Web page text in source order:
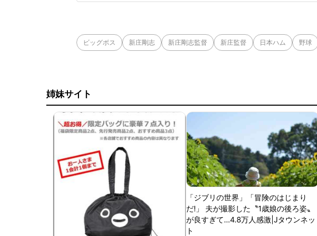
ビッグボス 新庄剛志 新庄剛志監督 新庄監督 日本ハム 野球
姉妹サイト
「ジブリの世界」「冒険のはじまり
だ!」 夫が撮影した〝1歳娘の後ろ姿〟
が良すぎて...4.8万人感激|Jタウンネッ
ト